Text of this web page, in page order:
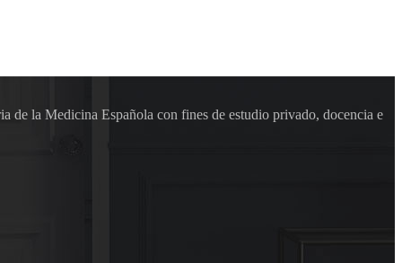
de la Medicina Española con fines de estudio privado, docencia e